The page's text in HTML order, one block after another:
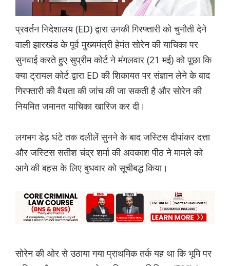
प्रवर्तन निदेशालय (ED) द्वारा उनकी गिरफ्तारी को चुनौती देने
वाली झारखंड के पूर्व मुख्यमंत्री हेमंत सोरेन की याचिका पर
सुनवाई करते हुए सुप्रीम कोर्ट ने मंगलवार (21 मई) को पूछा कि
क्या ट्रायल कोर्ट द्वारा ED की शिकायत पर संज्ञान लेने के बाद
गिरफ्तारी की वैधता की जांच की जा सकती है और सोरेन की
नियमित जमानत याचिका खारिज कर दी।
लगभग डेढ़ घंटे तक दलीलें सुनने के बाद जस्टिस दीपांकर दत्ता
और जस्टिस सतीश चंद्र शर्मा की अवकाश पीठ ने मामले को
आगे की बहस के लिए बुधवार को सूचीबद्ध किया।
सोरेन की ओर से उठाया गया प्राथमिक तर्क यह था कि भूमि पर